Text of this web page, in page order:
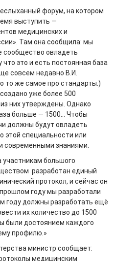
форум, на котором
выступить —
медицинских и
Там она сообщила: мы
сообщество овладеть
это и есть постоянная база
совсем недавно В.И.
то же самое про стандарты.)
уже более 500
них утверждены. Однако
больше — 1500… Чтобы
должны будут овладеть
этой специальности или
современными знаниями.
большого
разработан единый
протокол, и сейчас он
году мы разработали
году должны разработать ещё
их количество до 1500
были достоянием каждого
профилю.»
министр сообщает:
медицинским